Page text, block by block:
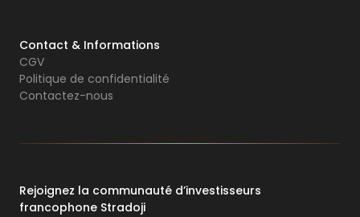
Contact & Informations
CGV
Politique de confidentialité
Contactez-nous
Rejoignez la communauté d’investisseurs
francophone Stradoji